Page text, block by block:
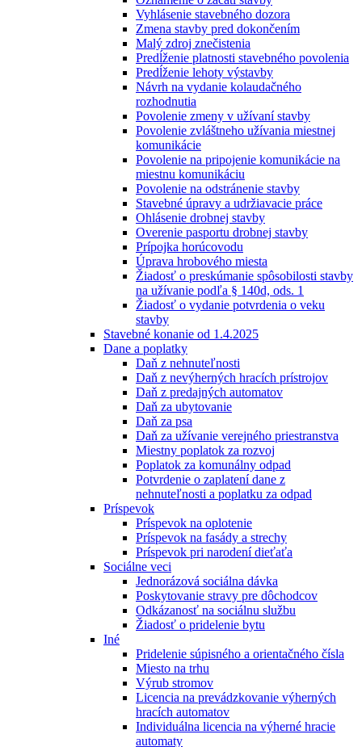
Vyhlásenie stavebného dozora
Zmena stavby pred dokončením
Malý zdroj znečistenia
Predĺženie platnosti stavebného povolenia
Predĺženie lehoty výstavby
Návrh na vydanie kolaudačného
rozhodnutia
Povolenie zmeny v užívaní stavby
Povolenie zvláštneho užívania miestnej
komunikácie
Povolenie na pripojenie komunikácie na
miestnu komunikáciu
Povolenie na odstránenie stavby
Stavebné úpravy a udržiavacie práce
Ohlásenie drobnej stavby
Overenie pasportu drobnej stavby
Prípojka horúcovodu
Úprava hrobového miesta
Žiadosť o preskúmanie spôsobilosti stavby
na užívanie podľa § 140d, ods. 1
Žiadosť o vydanie potvrdenia o veku
stavby
Stavebné konanie od 1.4.2025
Dane a poplatky
Daň z nehnuteľnosti
Daň z nevýherných hracích prístrojov
Daň z predajných automatov
Daň za ubytovanie
Daň za psa
Daň za užívanie verejného priestranstva
Miestny poplatok za rozvoj
Poplatok za komunálny odpad
Potvrdenie o zaplatení dane z
nehnuteľnosti a poplatku za odpad
Príspevok
Príspevok na oplotenie
Príspevok na fasády a strechy
Príspevok pri narodení dieťaťa
Sociálne veci
Jednorázová sociálna dávka
Poskytovanie stravy pre dôchodcov
Odkázanosť na sociálnu službu
Žiadosť o pridelenie bytu
Iné
Pridelenie súpisného a orientačného čísla
Miesto na trhu
Výrub stromov
Licencia na prevádzkovanie výherných
hracích automatov
Individuálna licencia na výherné hracie
automaty